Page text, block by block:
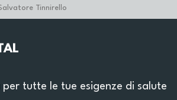
Tinnirello
per tutte le tue esigenze di salute